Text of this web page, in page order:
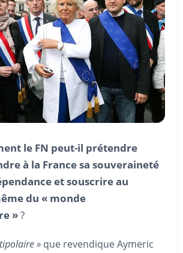
le FN peut-il prétendre
à la France sa souveraineté
et souscrire au
du « monde
»?
» que revendique Aymeric